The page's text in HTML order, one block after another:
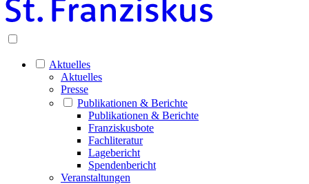
Aktuelles
Aktuelles
Presse
Publikationen & Berichte
Publikationen & Berichte
Franziskusbote
Fachliteratur
Lagebericht
Spendenbericht
Veranstaltungen